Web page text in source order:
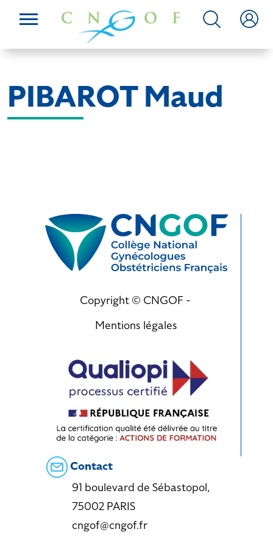
PIBAROT Maud
Copyright © CNGOF -
Mentions légales
Contact
91 boulevard de Sébastopol,
75002 PARIS
cngof@cngof.fr